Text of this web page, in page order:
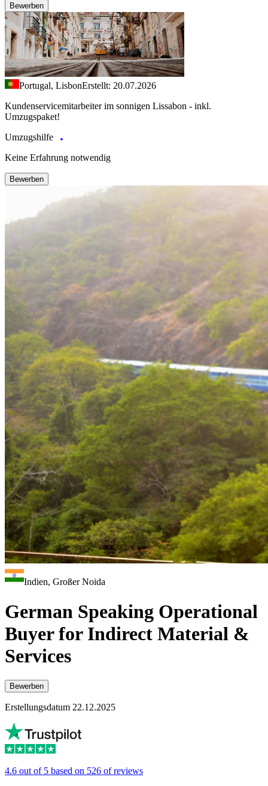
Bewerben
Portugal, LisbonErstellt: 20.07.2026
Kundenservicemitarbeiter im sonnigen Lissabon - inkl.
Umzugspaket!
Umzugshilfe
Keine Erfahrung notwendig
Bewerben
Indien, Großer Noida
German Speaking Operational
Buyer for Indirect Material &
Services
Bewerben
Erstellungsdatum 22.12.2025
4.6 out of 5 based on 526 of reviews